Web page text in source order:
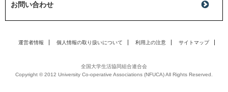
お問い合わせ
運営者情報 個人情報の取り扱いについて 利用上の注意 サイトマップ
全国大学生活協同組合連合会
Copyright © 2012 University Co-operative Associations (NFUCA) All Rights Reserved.